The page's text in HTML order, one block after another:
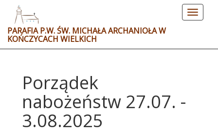
Toggle
PARAFIA P.W. ŚW. MICHAŁA ARCHANIOŁA W
KOŃCZYCACH WIELKICH
Porządek
nabożeństw 27.07. -
3.08.2025